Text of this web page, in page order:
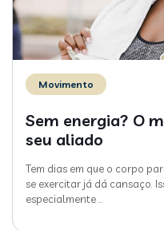
Movimento
Sem energia? O
seu aliado
Tem dias em que o corpo
se exercitar já dá cansaço.
especialmente